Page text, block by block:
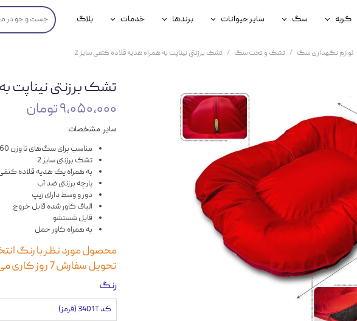
گربه
غذای گربه
آرایشی و بهداشتی گربه
سگ
غذای سگ
آرایشی و بهداشتی سگ
سایر حیوانات
محصولات پرندگان
محصولات آبزیان
برندها
جوسرا
برند رفلکس(Reflex)
بیفار
جرهای
خدمات
خدمات آنلاین دامپزشکی
بلاگ
لوازم نگهداری سگ تشک و تخت سگ تشک برزنتی نیناپت به همراه هدیه قلاده کتفی سایز 2
تشک برزنتی نیناپت
۹,۰۵۰,۰۰۰ تومان
سایر مشخصات:
مناسب برای سگ‌های تا وزن 60 کیلوگرم
تشک برزنتی سایز 2
به همراه یک هدیه قلاده
پارچه برزنتی ضد آب
دور و وسط دارای زیپ
الیاف کاور شده قابل خروج
قابل شستشو
به همراه کاور حمل
محصول مورد نظر با رنگ
تحویل سفارش 7 روز کاری می‌باشد.
رنگ
کد 3401T (قرمز)